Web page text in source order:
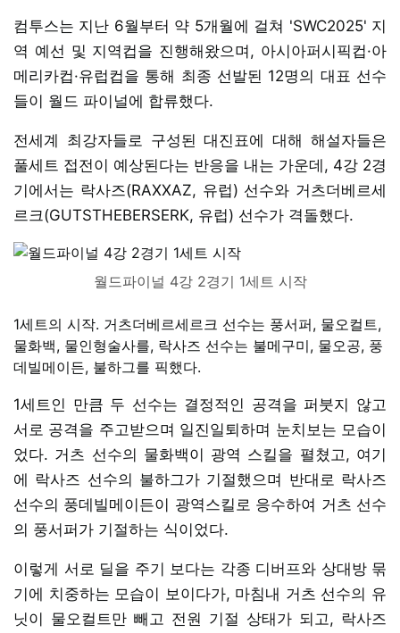
컴투스는 지난 6월부터 약 5개월에 걸쳐 'SWC2025' 지
역 예선 및 지역컵을 진행해왔으며, 아시아퍼시픽컵·아
메리카컵·유럽컵을 통해 최종 선발된 12명의 대표 선수
들이 월드 파이널에 합류했다.
전세계 최강자들로 구성된 대진표에 대해 해설자들은
풀세트 접전이 예상된다는 반응을 내는 가운데, 4강 2경
기에서는 락사즈(RAXXAZ, 유럽) 선수와 거츠더베르세
르크(GUTSTHEBERSERK, 유럽) 선수가 격돌했다.
월드파이널 4강 2경기 1세트 시작
1세트의 시작. 거츠더베르세르크 선수는 풍서퍼, 물오컬트,
물화백, 물인형술사를, 락사즈 선수는 불메구미, 물오공, 풍
데빌메이든, 불하그를 픽했다.
1세트인 만큼 두 선수는 결정적인 공격을 퍼붓지 않고
서로 공격을 주고받으며 일진일퇴하며 눈치보는 모습이
었다. 거츠 선수의 물화백이 광역 스킬을 펼쳤고, 여기
에 락사즈 선수의 불하그가 기절했으며 반대로 락사즈
선수의 풍데빌메이든이 광역스킬로 응수하여 거츠 선수
의 풍서퍼가 기절하는 식이었다.
이렇게 서로 딜을 주기 보다는 각종 디버프와 상대방 묶
기에 치중하는 모습이 보이다가, 마침내 거츠 선수의 유
닛이 물오컬트만 빼고 전원 기절 상태가 되고, 락사즈